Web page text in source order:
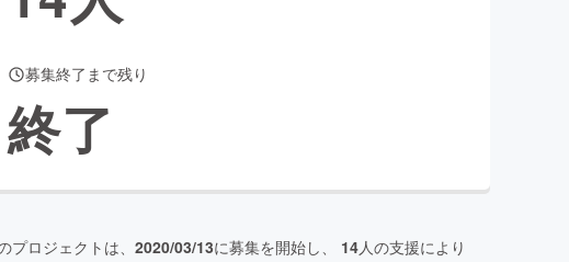
募集終了まで残り
終了
プロジェクトは、 2020/03/13に募集を開始し、 14人の支援により